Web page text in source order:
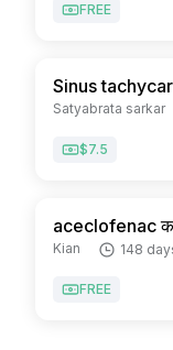
FREE
Sinus
Satyabrata sarkar
$7.5
aceclofenac का
Kian 148
FREE